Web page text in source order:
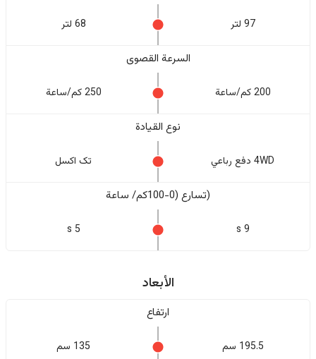
97 لتر 68 لتر
السرعة القصوى
200 كم/ساعة 250 كم/ساعة
نوع القيادة
4WD دفع رباعي تک اکسل
(تسارع (0-100كم/ ساعة
9 s
5 s
الأبعاد
ارتفاع
195.5 سم 135 سم